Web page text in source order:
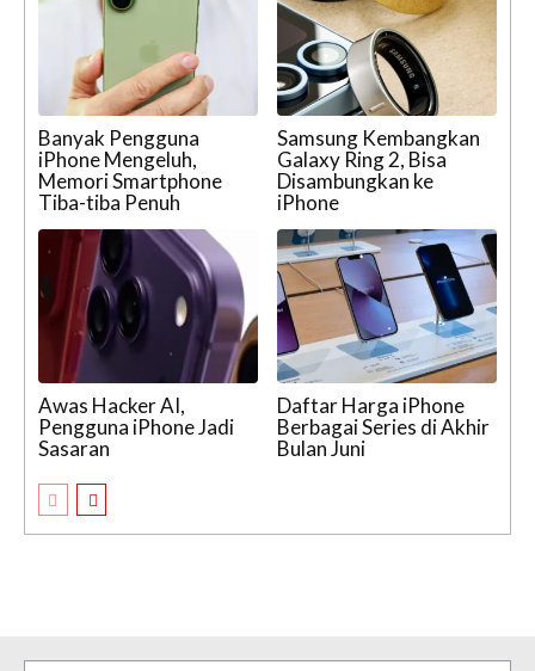
Banyak Pengguna
iPhone Mengeluh,
Memori Smartphone
Tiba-tiba Penuh
Samsung Kembangkan
Galaxy Ring 2, Bisa
Disambungkan ke
iPhone
Awas Hacker AI,
Pengguna iPhone Jadi
Sasaran
Daftar Harga iPhone
Berbagai Series di Akhir
Bulan Juni